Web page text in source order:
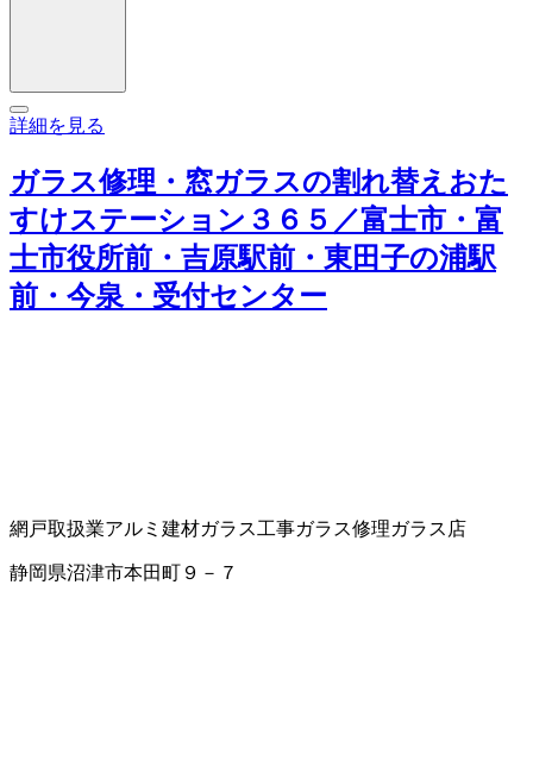
詳細を見る
ガラス修理・窓ガラスの割れ替えおた
すけステーション３６５／富士市・富
士市役所前・吉原駅前・東田子の浦駅
前・今泉・受付センター
網戸取扱業アルミ建材ガラス工事ガラス修理ガラス店
静岡県沼津市本田町９－７